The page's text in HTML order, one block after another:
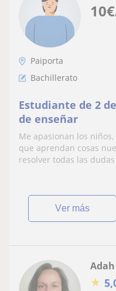
10€
Paiporta
Bachillerato
Estudiante de 2
de enseñar
Me apasionan los
que aprendan cosas
resolver todas las
ver más
Adah
★